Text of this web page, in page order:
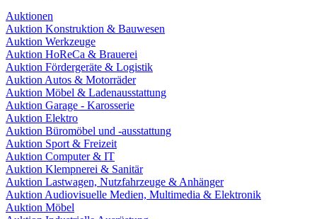
Auktionen
Auktion Konstruktion & Bauwesen
Auktion Werkzeuge
Auktion HoReCa & Brauerei
Auktion Fördergeräte & Logistik
Auktion Autos & Motorräder
Auktion Möbel & Ladenausstattung
Auktion Garage - Karosserie
Auktion Elektro
Auktion Büromöbel und -ausstattung
Auktion Sport & Freizeit
Auktion Computer & IT
Auktion Klempnerei & Sanitär
Auktion Lastwagen, Nutzfahrzeuge & Anhänger
Auktion Audiovisuelle Medien, Multimedia & Elektronik
Auktion Möbel